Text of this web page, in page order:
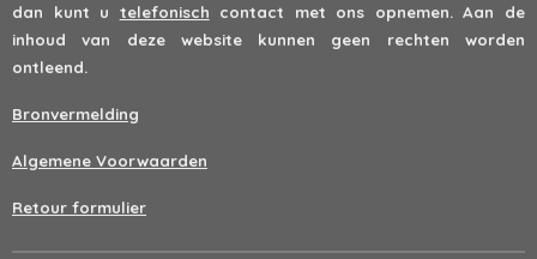
dan kunt u telefonisch contact met ons opnemen. Aan de
inhoud van deze website kunnen geen rechten worden
ontleend.
Bronvermelding
Algemene Voorwaarden
Retour formulier